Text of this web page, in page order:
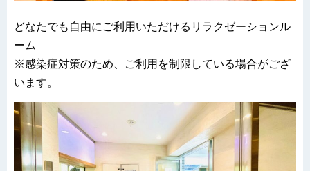
どなたでも自由にご利用いただけるリラクゼーションル
ーム
※感染症対策のため、ご利用を制限している場合がござ
います。